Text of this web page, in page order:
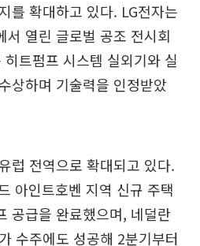
를 확대하고 있다. LG전자는
서 열린 글로벌 공조 전시회
트펌프 시스템 실외기와 실
상하며 기술력을 인정받았
럽 전역으로 확대되고 있다.
아인트호벤 지역 신규 주택
공급을 완료했으며, 네덜란
수주에도 성공해 2분기부터